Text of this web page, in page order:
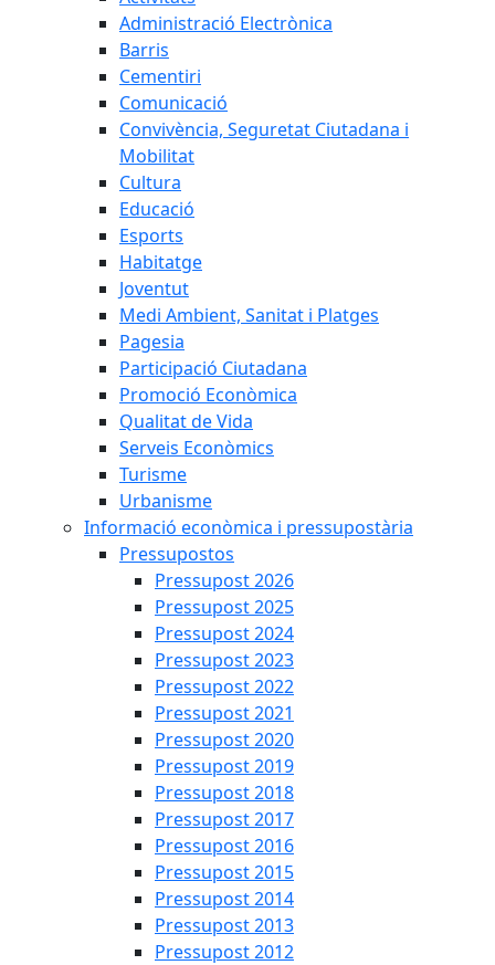
Administració Electrònica
Barris
Cementiri
Comunicació
Convivència, Seguretat Ciutadana i
Mobilitat
Cultura
Educació
Esports
Habitatge
Joventut
Medi Ambient, Sanitat i Platges
Pagesia
Participació Ciutadana
Promoció Econòmica
Qualitat de Vida
Serveis Econòmics
Turisme
Urbanisme
Informació econòmica i pressupostària
Pressupostos
Pressupost 2026
Pressupost 2025
Pressupost 2024
Pressupost 2023
Pressupost 2022
Pressupost 2021
Pressupost 2020
Pressupost 2019
Pressupost 2018
Pressupost 2017
Pressupost 2016
Pressupost 2015
Pressupost 2014
Pressupost 2013
Pressupost 2012